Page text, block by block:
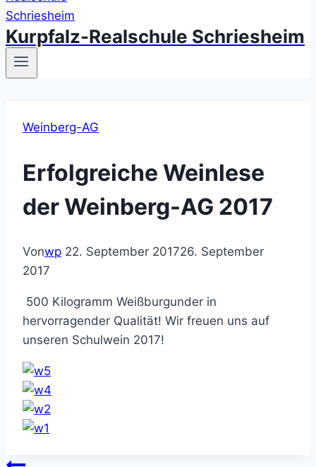
Kurpfalz-Realschule Schriesheim
Weinberg-AG
Erfolgreiche Weinlese
der Weinberg-AG 2017
Vonwp 22. September 201726. September
2017
500 Kilogramm Weißburgunder in
hervorragender Qualität! Wir freuen uns auf
unseren Schulwein 2017!